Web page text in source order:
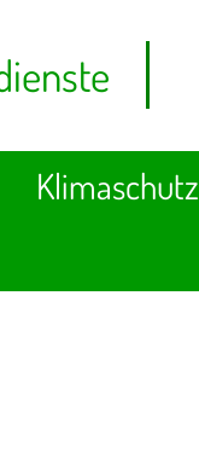
Klimaschutz